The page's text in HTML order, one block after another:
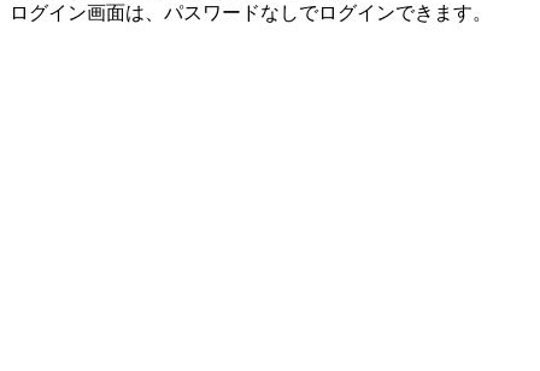
ログイン画面は、パスワードなしでログインできます。